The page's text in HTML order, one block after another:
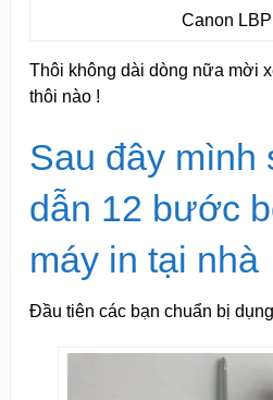
Canon
Thôi không dài dòng nữa mời
thôi nào !
Sau đây mình
dẫn 12 bước
máy in tại nhà
Đầu tiên các bạn chuẩn bị